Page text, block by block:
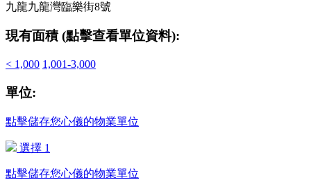
九龍九龍灣臨樂街8號
現有面積 (點擊查看單位資料):
< 1,000 1,001-3,000
單位:
點擊儲存您心儀的物業單位
選擇 1
點擊儲存您心儀的物業單位